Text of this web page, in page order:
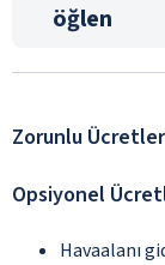
öğlen
Zorunlu Ücretler
Opsiyonel
Havaalanı